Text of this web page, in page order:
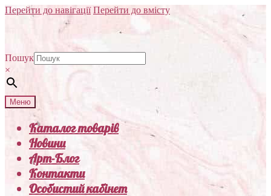
Перейти до навігації Перейти до вмісту
Пошук
×
Меню
Каталог товарів
Новини
Арт-Блог
Контакти
Особистий кабінет